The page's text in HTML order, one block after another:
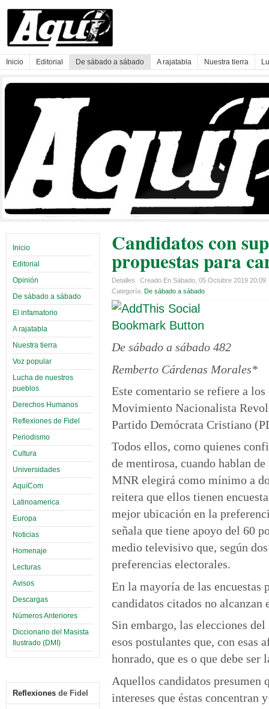
Inicio Editorial De sábado a sábado A rajatabla Nuestra tierra
Inicio
Editorial
Opinión
De sábado a sábado
El infamatorio
A rajatabla
Nuestra tierra
Voz popular
Lucha de nuestros
pueblos
Derechos Humanos
Reflexiones de Fidel
Periodismo
Cultura
Universidades
AquíCom
Latinoamerica
Europa
Noticias
Homenaje
Lecturas
Avisos
Descargas
Números Anteriores
Diccionario del Masista
Ilustrado (DMI)
Reflexiones de Fidel
Candidatos con
propuestas para
Detalles
Creado En Sábado, 05 Octubre 2019 20:09
Categoría: De sábado a sábado
De sábado a sábado 482
Remberto Cárdenas Morales*
Este comentario se refiere a
Movimiento Nacionalista
Partido Demócrata Cristiano
Todos ellos, como quienes
de mentirosa, cuando hablan
MNR elegirá como mínimo a
reitera que ellos tienen
mejor ubicación en la
señala que tiene apoyo del 60
medio televisivo que, según
preferencias electorales.
En la mayoría de las
candidatos citados no alcanzan
Sin embargo, las elecciones
esos postulantes que, con
honrado, que es o que debe ser
Aquellos candidatos presumen
intereses que éstas concentran